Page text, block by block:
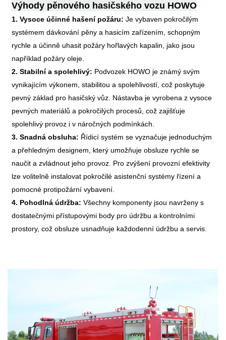
Výhody pěnového hasičského vozu HOWO
1. Vysoce účinné hašení požáru: Je vybaven pokročilým
systémem dávkování pěny a hasicím zařízením, schopným
rychle a účinně uhasit požáry hořlavých kapalin, jako jsou
například požáry oleje.
2. Stabilní a spolehlivý: Podvozek HOWO je známý svým
vynikajícím výkonem, stabilitou a spolehlivostí, což poskytuje
pevný základ pro hasičský vůz. Nástavba je vyrobena z vysoce
pevných materiálů a pokročilých procesů, což zajišťuje
spolehlivý provoz i v náročných podmínkách.
3. Snadná obsluha: Řídicí systém se vyznačuje jednoduchým
a přehledným designem, který umožňuje obsluze rychle se
naučit a zvládnout jeho provoz. Pro zvýšení provozní efektivity
lze volitelně instalovat pokročilé asistenční systémy řízení a
pomocné protipožární vybavení.
4. Pohodlná údržba: Všechny komponenty jsou navrženy s
dostatečnými přístupovými body pro údržbu a kontrolními
prostory, což obsluze usnadňuje každodenní údržbu a servis.